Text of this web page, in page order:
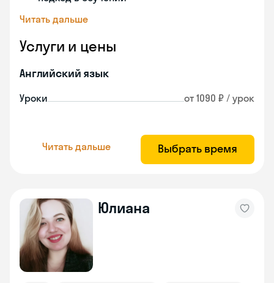
Читать дальше
Услуги и цены
Английский язык
Уроки от 1090 ₽ / урок
Читать дальше Выбрать время
Юлиана